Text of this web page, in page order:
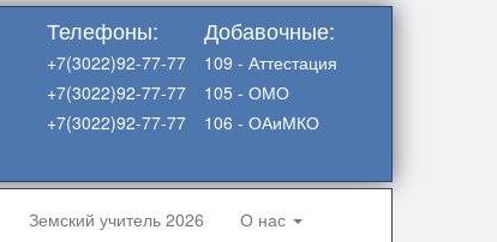
Добавочные:
109 - Аттестация
105 - ОМО
106 - ОАиМКО
Телефоны:
+7(3022)92-77-77
+7(3022)92-77-77
+7(3022)92-77-77
Земский учитель 2026 О нас